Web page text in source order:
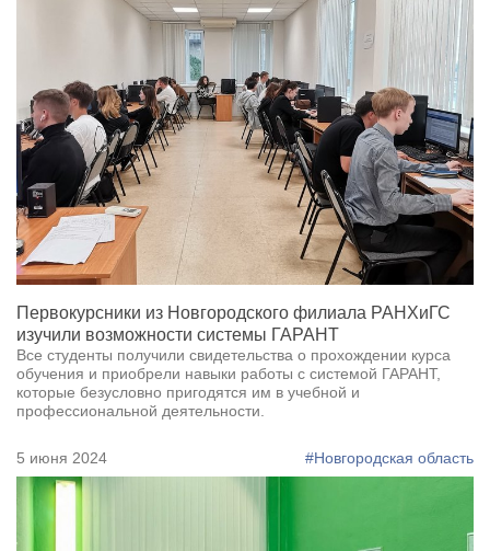
Первокурсники из Новгородского филиала РАНХиГС
изучили возможности системы ГАРАНТ
Все студенты получили свидетельства о прохождении курса
обучения и приобрели навыки работы с системой ГАРАНТ,
которые безусловно пригодятся им в учебной и
профессиональной деятельности.
5 июня 2024 #Новгородская область